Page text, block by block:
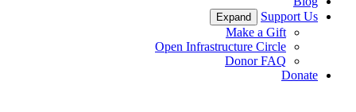
Support Us
Expand
Make a Gift
Open Infrastructure Circle
Donor FAQ
Donate